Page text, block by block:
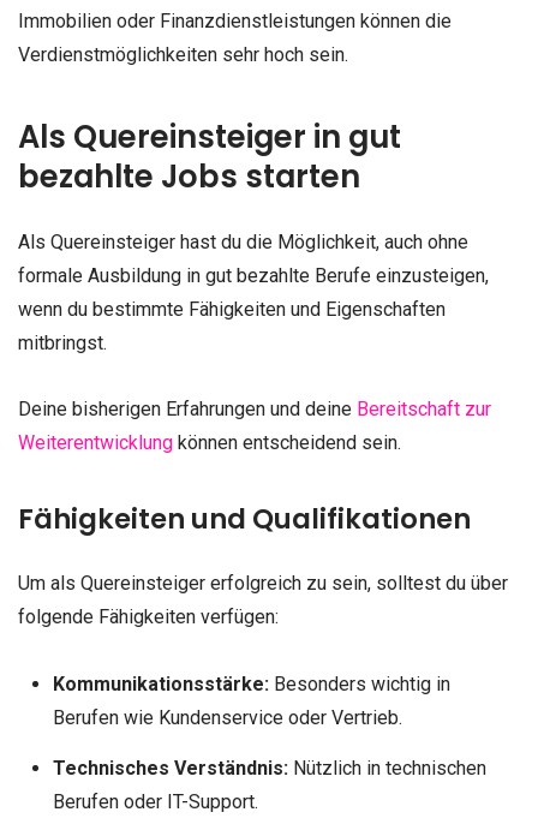
Immobilien oder Finanzdienstleistungen können die
Verdienstmöglichkeiten sehr hoch sein.
Als Quereinsteiger in gut
bezahlte Jobs starten
Als Quereinsteiger hast du die Möglichkeit, auch ohne
formale Ausbildung in gut bezahlte Berufe einzusteigen,
wenn du bestimmte Fähigkeiten und Eigenschaften
mitbringst.
Deine bisherigen Erfahrungen und deine Bereitschaft zur
Weiterentwicklung können entscheidend sein.
Fähigkeiten und Qualifikationen
Um als Quereinsteiger erfolgreich zu sein, solltest du über
folgende Fähigkeiten verfügen:
Kommunikationsstärke:Besonders wichtig in
Berufen wie Kundenservice oder Vertrieb.
Technisches Verständnis:Nützlich in technischen
Berufen oder IT-Support.